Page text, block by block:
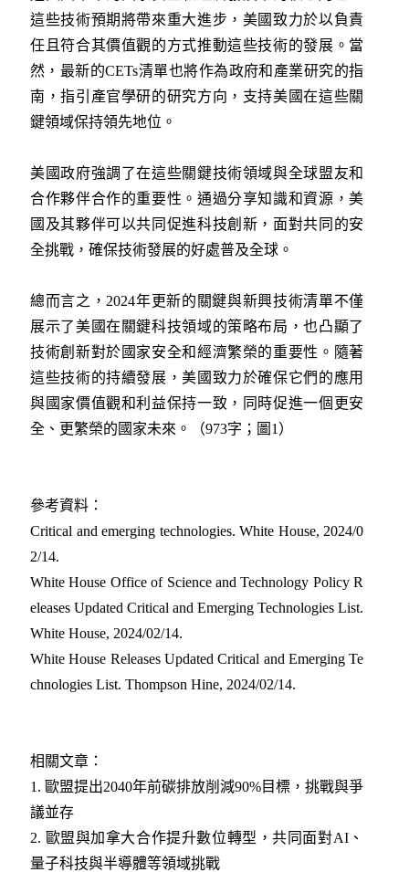
這些技術預期將帶來重大進步，美國致力於以負責
任且符合其價值觀的方式推動這些技術的發展。當
然，最新的CETs清單也將作為政府和產業研究的指
南，指引產官學研的研究方向，支持美國在這些關
鍵領域保持領先地位。
美國政府強調了在這些關鍵技術領域與全球盟友和
合作夥伴合作的重要性。通過分享知識和資源，美
國及其夥伴可以共同促進科技創新，面對共同的安
全挑戰，確保技術發展的好處普及全球。
總而言之，2024年更新的關鍵與新興技術清單不僅
展示了美國在關鍵科技領域的策略布局，也凸顯了
技術創新對於國家安全和經濟繁榮的重要性。隨著
這些技術的持續發展，美國致力於確保它們的應用
與國家價值觀和利益保持一致，同時促進一個更安
全、更繁榮的國家未來。（973字；圖1）
參考資料：
Critical and emerging technologies. White House, 2024/0
2/14.
White House Office of Science and Technology Policy R
eleases Updated Critical and Emerging Technologies List.
White House, 2024/02/14.
White House Releases Updated Critical and Emerging Te
chnologies List. Thompson Hine, 2024/02/14.
相關文章：
1. 歐盟提出2040年前碳排放削減90%目標，挑戰與爭
議並存
2. 歐盟與加拿大合作提升數位轉型，共同面對AI、
量子科技與半導體等領域挑戰